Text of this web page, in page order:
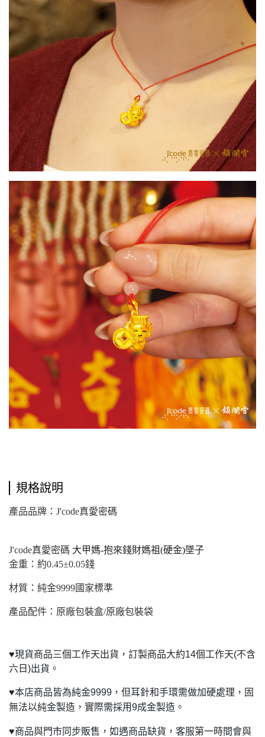
規格說明
產品品牌：J'code真愛密碼
J'code真愛密碼 大甲媽-抱來錢財媽祖(硬金)墜子
金重：約0.45±0.05錢
材質：純金9999國家標準
產品配件：原廠包裝盒/原廠包裝袋
♥現貨商品三個工作天出貨，訂製商品大約14個工作天(不含
六日)出貨。
♥本店商品皆為純金9999，但耳針和手環需做加硬處理，固
無法以純金製造，實際需採用9成金製造。
♥商品與門市同步販售，如遇商品缺貨，客服第一時間會與